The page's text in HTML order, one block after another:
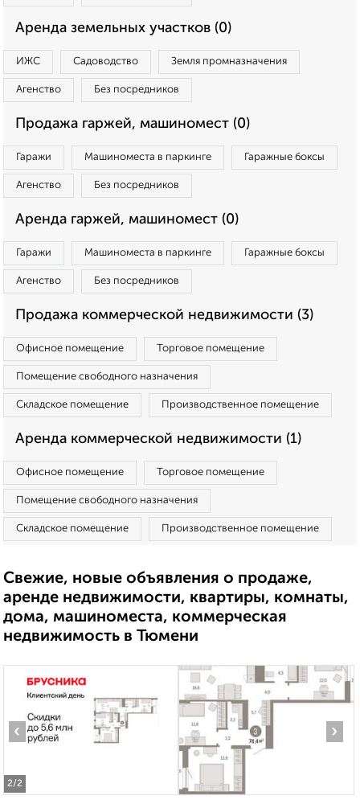
Аренда земельных участков (0)
ИЖС Садоводство Земля промназначения
Агенство Без посредников
Продажа гаржей, машиномест (0)
Гаражи Машиноместа в паркинге Гаражные боксы
Агенство Без посредников
Аренда гаржей, машиномест (0)
Гаражи Машиноместа в паркинге Гаражные боксы
Агенство Без посредников
Продажа коммерческой недвижимости (3)
Офисное помещение Торговое помещение
Помещение свободного назначения
Складское помещение Производственное помещение
Аренда коммерческой недвижимости (1)
Офисное помещение Торговое помещение
Помещение свободного назначения
Складское помещение Производственное помещение
Свежие, новые объявления о продаже,
аренде недвижимости, квартиры, комнаты,
дома, машиноместа, коммерческая
недвижимость в Тюмени
2/2
‹ ›